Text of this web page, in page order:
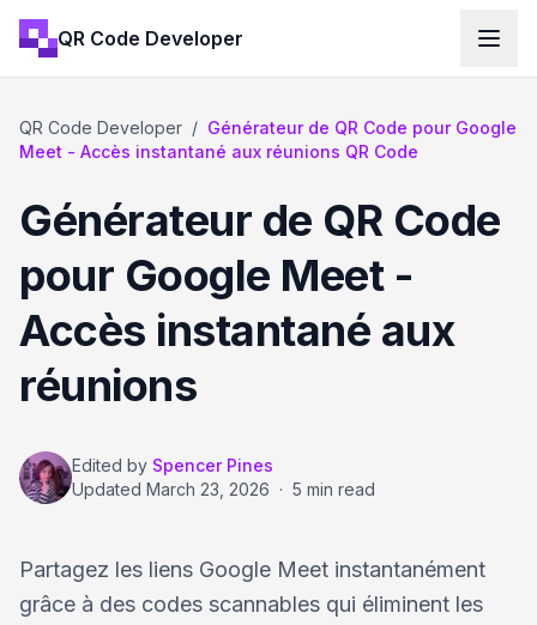
QR Code Developer
QR Code Developer / Générateur de QR Code pour Google
Meet - Accès instantané aux réunions QR Code
Générateur de QR Code
pour Google Meet -
Accès instantané aux
réunions
Edited by Spencer Pines
Updated March 23, 2026 · 5 min read
Partagez les liens Google Meet instantanément
grâce à des codes scannables qui éliminent les